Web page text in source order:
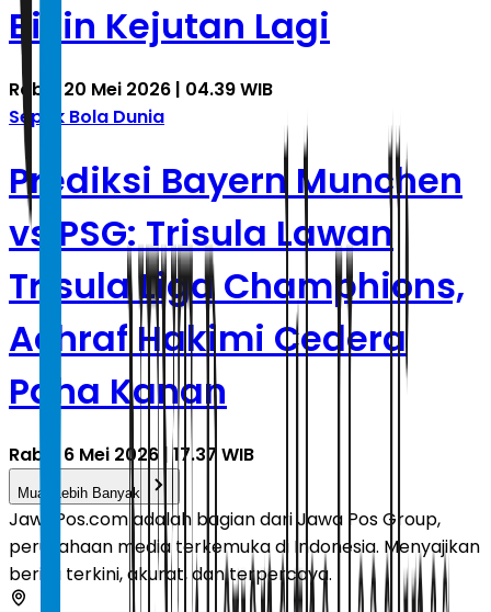
Bikin Kejutan Lagi
Rabu, 20 Mei 2026 | 04.39 WIB
Sepak Bola Dunia
Prediksi Bayern Munchen
vs PSG: Trisula Lawan
Trisula Liga Champhions,
Achraf Hakimi Cedera
Paha Kanan
Rabu, 6 Mei 2026 | 17.37 WIB
Muat Lebih Banyak
JawaPos.com adalah bagian dari Jawa Pos Group,
perusahaan media terkemuka di Indonesia. Menyajikan
berita terkini, akurat, dan terpercaya.